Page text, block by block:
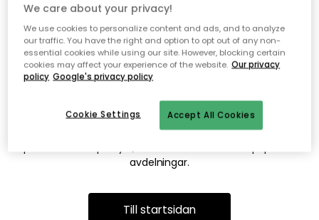
Vi hittar tyvärr inte sidan du
söker
Detta kan bero på att sidan inte längre finns eller att den har
flyttats. Vi ber om ursäkt för besväret. I menyn ovan kan du
prova att söka på nytt, eller besöka en av våra populära
avdelningar.
Till startsidan
We care about your privacy!
We use cookies to personalize content and ads, and to analyze
our traffic. You have the right and option to opt out of any non-
essential cookies while using our site. However, blocking certain
cookies may affect your experience of the website. Our privacy
policy Google's privacy policy
Accept All Cookies
Cookie Settings